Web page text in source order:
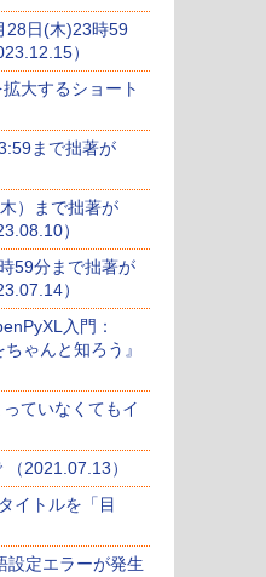
28日(木)23時59
）
大するショート
まで拙著が
）まで拙著が
）
59分まで拙著が
）
入門：
ゃんと知ろう』
ていなくてもイ
2021.07.13）
イトルを「目
設定エラーが発生